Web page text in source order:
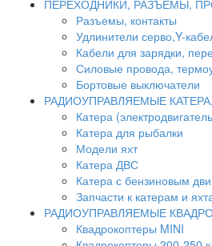
ПЕРЕХОДНИКИ, РАЗЪЁМЫ,
Разъемы, контакты
Удлинители серво,Y-
Кабели для зарядки,
Силовые провода,
Бортовые выключатели
РАДИОУПРАВЛЯЕМЫЕ
Катера
Катера для рыбалки
Модели яхт
Катера ДВС
Катера с бензиновым
Запчасти к катерам и
РАДИОУПРАВЛЯЕМЫЕ
Квадрокоптеры MINI